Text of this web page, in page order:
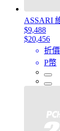
ASSARI
$9,488
$20,456
折
P幣